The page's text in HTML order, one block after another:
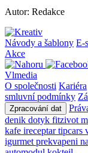
Autor: Redakce
Návody a šablony E-
Akce
Vlmedia
O společnosti Kariéra
smluvní podmínky
Zpracování dat
denik dotyk fitzivot
kafe ireceptartipcars
igurmet prekvapeni